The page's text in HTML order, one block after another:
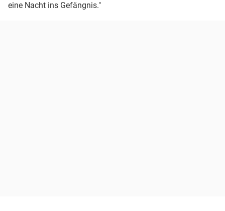
eine Nacht ins Gefängnis."